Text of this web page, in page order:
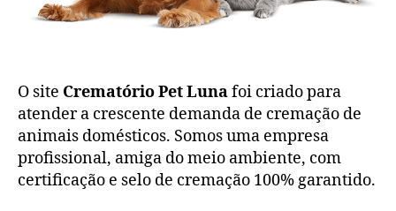
O site Crematório Pet Lunafoi criado para
atender a crescente demanda de cremação de
animais domésticos. Somos uma empresa
profissional, amiga do meio ambiente, com
certificação e selo de cremação 100% garantido.